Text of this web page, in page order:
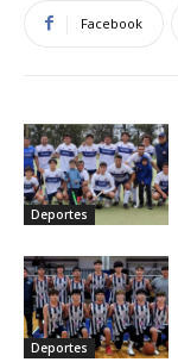
Facebook
Deportes
Deportes